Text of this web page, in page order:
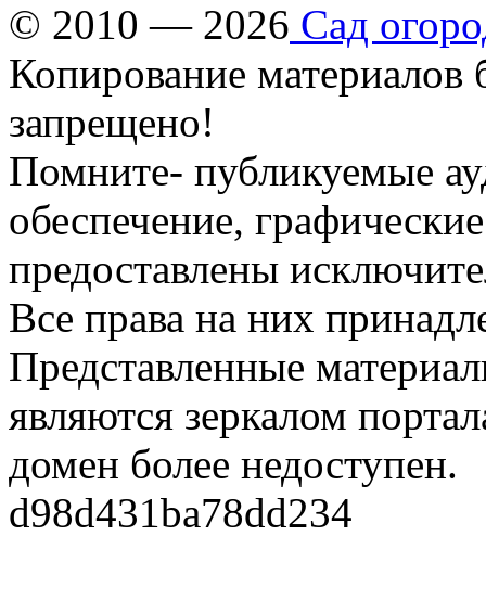
© 2010 — 2026 Сад
Копирование материалов
запрещено!
Помните- публикуемые
обеспечение,
предоставлены
Все права на них
Представленные
являются зеркалом
домен более недоступен.
d98d431ba78dd234